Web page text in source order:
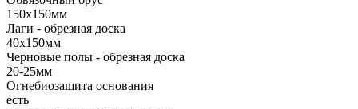
150х150мм
Лаги - обрезная доска
40х150мм
Черновые полы - обрезная доска
20-25мм
Огнебиозащита основания
есть